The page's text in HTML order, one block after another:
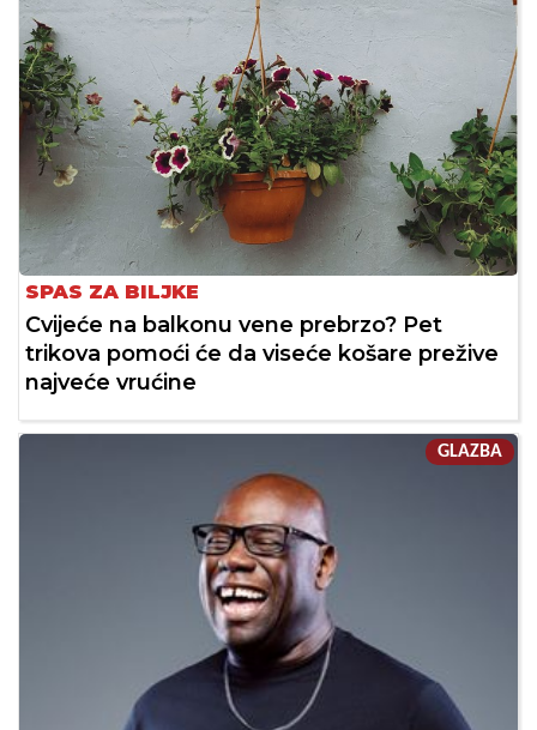
SPAS ZA BILJKE
Cvijeće na balkonu vene prebrzo? Pet
trikova pomoći će da viseće košare prežive
najveće vrućine
GLAZBA